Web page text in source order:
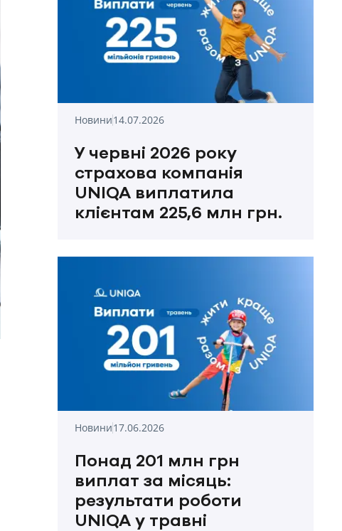
Новини14.07.2026
У червні 2026 року
страхова компанія
UNIQA виплатила
клієнтам 225,6 млн грн.
Новини17.06.2026
Понад 201 млн грн
виплат за місяць:
результати роботи
UNIQA у травні